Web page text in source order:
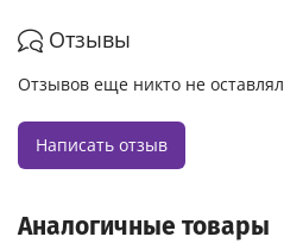
Отзывы
Отзывов еще никто не оставлял
Написать отзыв
Аналогичные товары